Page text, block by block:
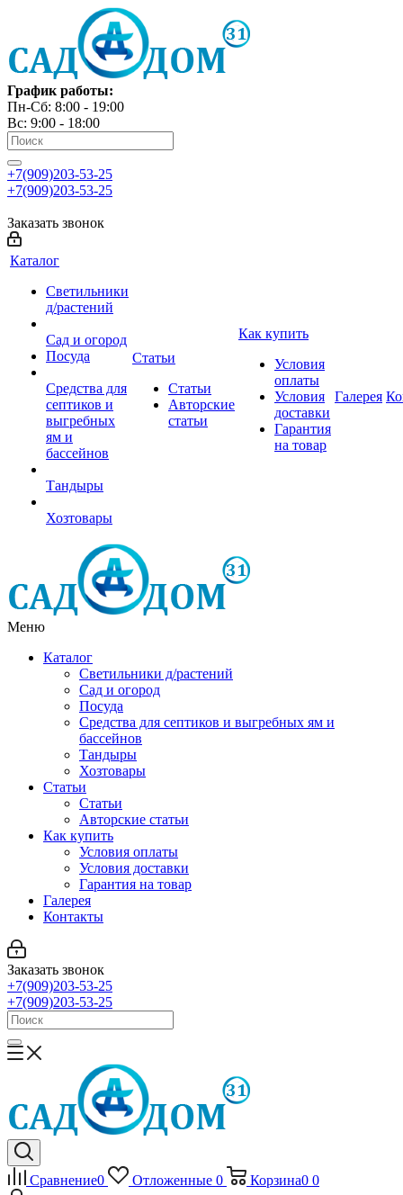
График работы:
Пн-Сб: 8:00 - 19:00
Вс: 9:00 - 18:00
+7(909)203-53-25
+7(909)203-53-25
Заказать звонок
Каталог
Светильники
д/растений
Сад и огород
Посуда
Средства для
септиков и
выгребных
ям и
бассейнов
Тандыры
Хозтовары
Статьи
Статьи
Авторские
статьи
Как купить
Условия
оплаты
Условия
доставки
Гарантия
на товар
Галерея
Меню
Каталог
Светильники д/растений
Сад и огород
Посуда
Средства для септиков и выгребных ям и
бассейнов
Тандыры
Хозтовары
Статьи
Статьи
Авторские статьи
Как купить
Условия оплаты
Условия доставки
Гарантия на товар
Галерея
Контакты
Заказать звонок
+7(909)203-53-25
+7(909)203-53-25
Сравнение0 Отложенные 0 Корзина0 0